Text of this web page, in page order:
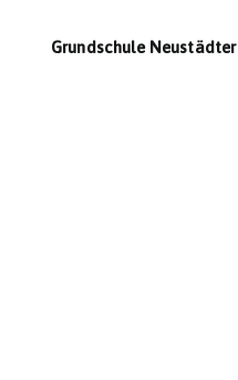
Grundschule